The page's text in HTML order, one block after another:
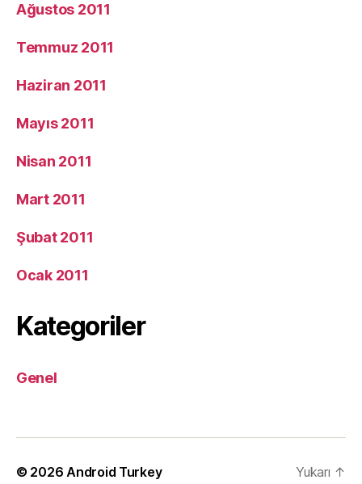
Ağustos 2011
Temmuz 2011
Haziran 2011
Mayıs 2011
Nisan 2011
Mart 2011
Şubat 2011
Ocak 2011
Kategoriler
Genel
© 2026Android Turkey Yukarı ↑